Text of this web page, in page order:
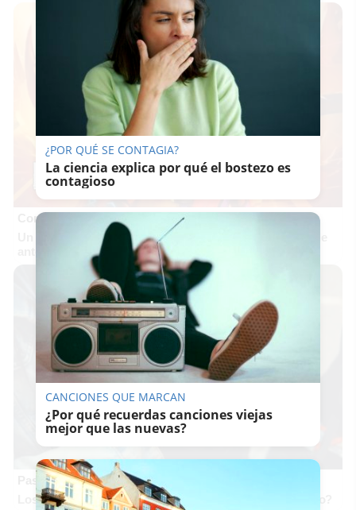
Corepunk MMORPG
Un verdadero MMORPG de la vieja escuela ¡Cómo los de
antes, pero mejor!
Pasaportes que abren puertas
Los pasaportes más poderosos del mundo, ¿está el tuyo?
¿POR QUÉ SE CONTAGIA?
La ciencia explica por qué el bostezo es
contagioso
CANCIONES QUE MARCAN
¿Por qué recuerdas canciones viejas
mejor que las nuevas?